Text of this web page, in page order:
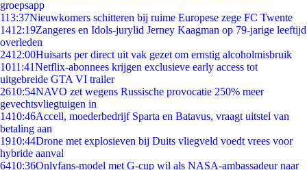
groepsapp
113:37Nieuwkomers schitteren bij ruime Europese zege FC Twente
1412:19Zangeres en Idols-jurylid Jerney Kaagman op 79-jarige leeftijd
overleden
2412:00Huisarts per direct uit vak gezet om ernstig alcoholmisbruik
1011:41Netflix-abonnees krijgen exclusieve early access tot
uitgebreide GTA VI trailer
2610:54NAVO zet wegens Russische provocatie 250% meer
gevechtsvliegtuigen in
1410:46Accell, moederbedrijf Sparta en Batavus, vraagt uitstel van
betaling aan
1910:44Drone met explosieven bij Duits vliegveld voedt vrees voor
hybride aanval
6410:36Onlyfans-model met G-cup wil als NASA-ambassadeur naar